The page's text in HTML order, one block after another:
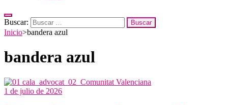
Buscar:
Inicio>bandera azul
bandera azul
1 de julio de 2026